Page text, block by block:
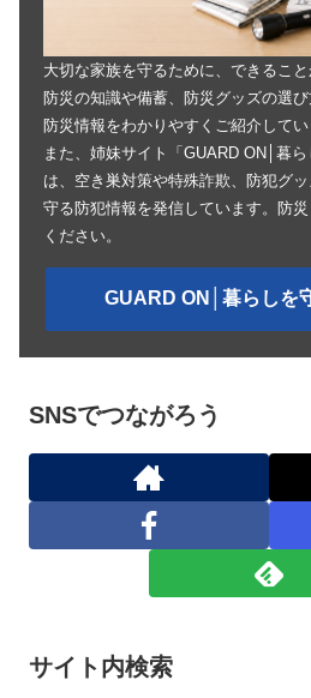
大切な家族を守るために、できるこ
防災の知識や備蓄、防災グッズの選
防災情報をわかりやすくご紹介してい
また、姉妹サイト「GUARD ON│暮
は、空き巣対策や特殊詐欺、防犯グ
守る防犯情報を発信しています。防
ください。
GUARD ON│暮らしを
SNSでつながろう
サイト内検索